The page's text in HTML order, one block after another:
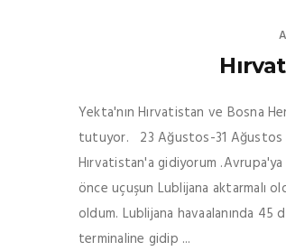
Yekta'nın Hırvatistan ve Bosna
tutuyor. 23 Ağustos-31 Ağustos
Hırvatistan'a gidiyorum
önce uçuşun Lublijana aktarmalı
oldum. Lublijana havaalanında
terminaline gidip ...